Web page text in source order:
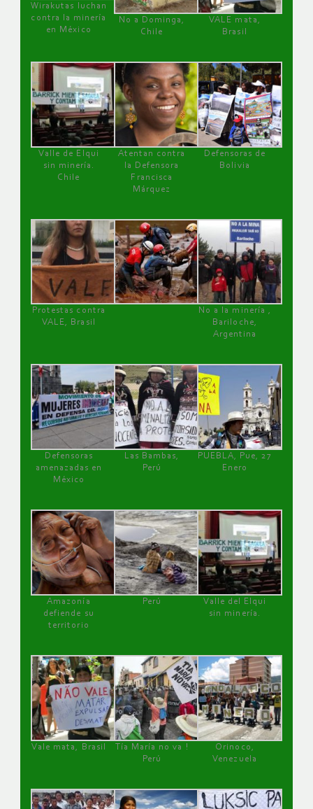
Wirakutas luchan
contra la minería
en México
No a Dominga,
Chile
VALE mata,
Brasil
Valle de Elqui
sin minería.
Chile
Atentan contra
la Defensora
Francisca
Márquez
Defensoras de
Bolivia
Protestas contra
VALE, Brasil
No a la minería ,
Bariloche,
Argentina
Defensoras
amenazadas en
México
Las Bambas,
Perú
PUEBLA, Pue, 27
Enero
Amazonía
defiende su
territorio
Perú
Valle del Elqui
sin minería.
Vale mata, Brasil
Tía María no va !
Perú
Orinoco,
Venezuela